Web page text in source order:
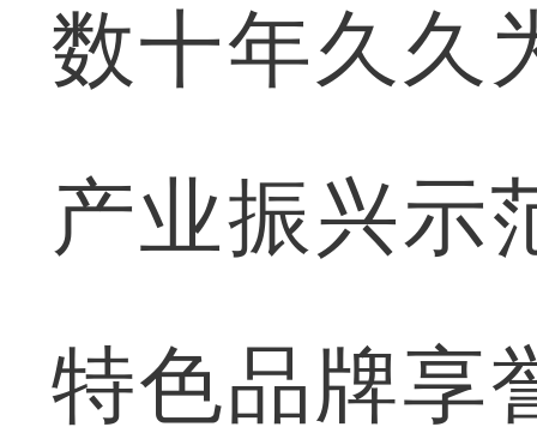
数十年久久
产业振兴示
特色品牌享